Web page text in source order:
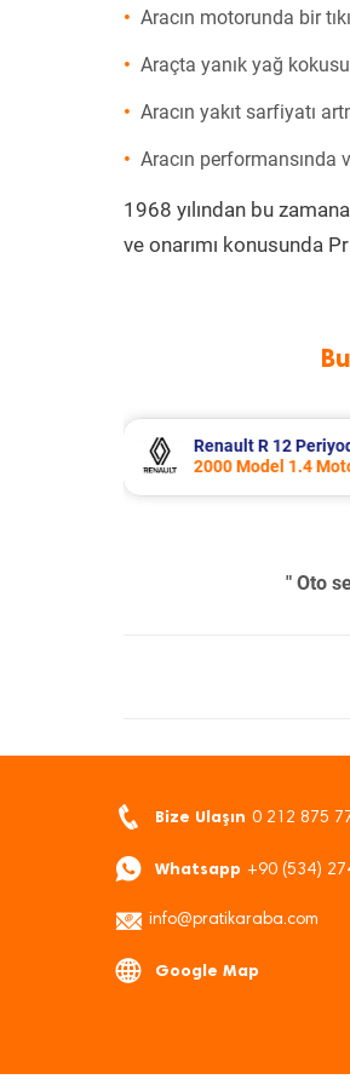
Aracın motorunda bir
Araçta yanık yağ
Aracın yakıt sarfiyatı
Aracın performansında
1968 yılından bu
ve onarımı konusunda
Ford Puma
2021 Model
" Oto
Bize Ulaşın 0 212 875
Whatsapp +90 (534)
info@pratikaraba.com
Google Map